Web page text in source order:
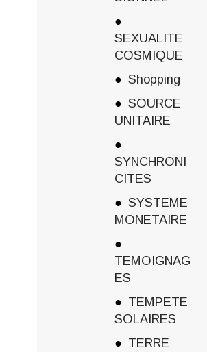
SEXUALITE
COSMIQUE
Shopping
SOURCE
UNITAIRE
SYNCHRONI
CITES
SYSTEME
MONETAIRE
TEMOIGNAG
ES
TEMPETE
SOLAIRES
TERRE